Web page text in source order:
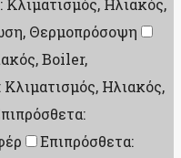
Κλιματισμός, Ηλιακός,
Θερμοπρόσοψη
Boiler,
Ηλιακός,
Επιπρόσθετα: